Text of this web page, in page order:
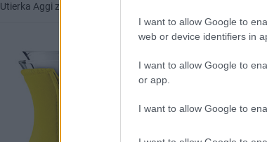
I want to allow Google to
web or device identifiers in
I want to allow Google to
or app.
I want to allow Google to
Utierka Aggi zo 100 % bavlny, 70 × 50 cm. Dizajn Gunilla